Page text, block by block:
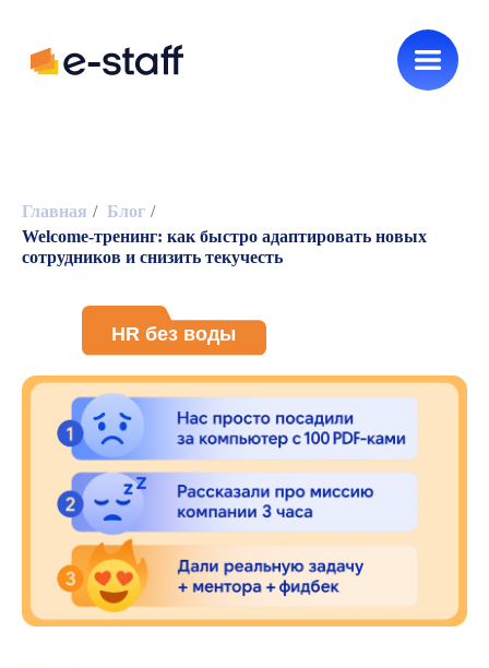
Главная / Блог /
Welcome-тренинг: как быстро адаптировать новых
сотрудников и снизить текучесть
HR без воды
Новинки e-staff Как нанимать